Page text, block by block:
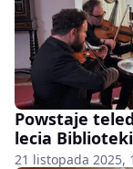
Powstaje
lecia
21 listopada 2025,